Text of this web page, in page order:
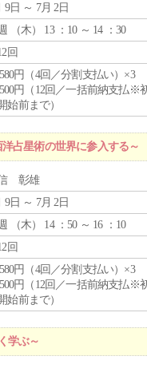
9日 ～ 7月 2日
（木） 13 ：10 ～ 14 ：30
回
円（4回／分割支払い）×3
円（12回／一括前納支払※
始前まで）
占星術の世界に参入する～
彰雄
9日 ～ 7月 2日
（木） 14 ：50 ～ 16 ：10
回
円（4回／分割支払い）×3
円（12回／一括前納支払※
始前まで）
学ぶ～